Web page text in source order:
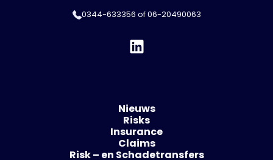
0344-633356 of06-20490063
Nieuws
Risks
Insurance
Claims
Risk – en Schadetransfers